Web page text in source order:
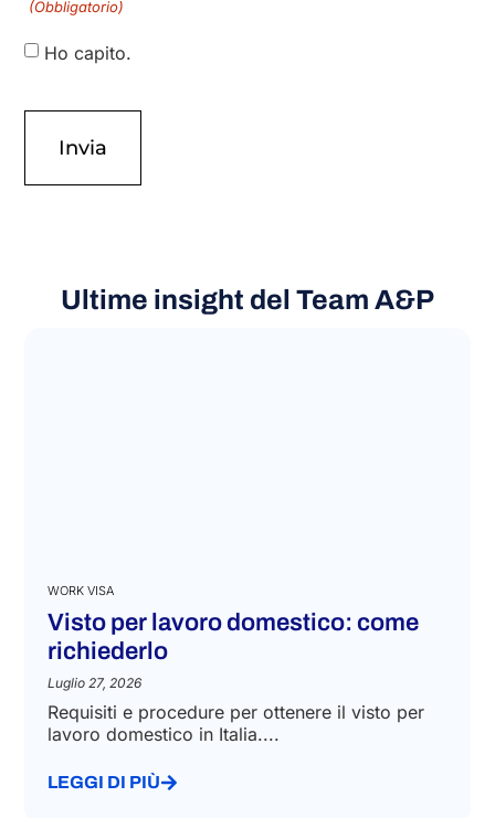
non è un’agenzia per il lavoro. Pertanto, non
fornisce supporto nella ricerca di occupazione.
Visto per lavoro domestico: come
richiederlo
Requisiti e procedure per ottenere il visto per